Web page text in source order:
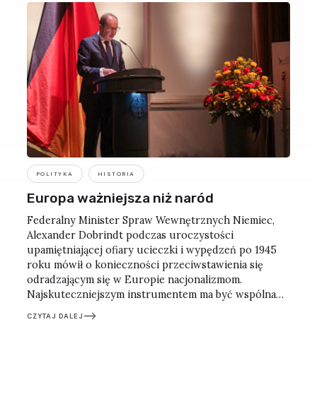
POLITYKA HISTORIA
Europa ważniejsza niż naród
Federalny Minister Spraw Wewnętrznych Niemiec,
Alexander Dobrindt podczas uroczystości
upamiętniającej ofiary ucieczki i wypędzeń po 1945
roku mówił o konieczności przeciwstawienia się
odradzającym się w Europie nacjonalizmom.
Najskuteczniejszym instrumentem ma być wspólna
europejska tożsamość, silniejsza niż narodowe
egoizmy. Refleksje po berlińskim spotkaniu.
CZYTAJ DALEJ